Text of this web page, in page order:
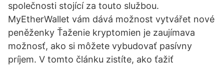
společnosti stojící za touto službou.
MyEtherWallet vám dává možnost vytvářet nové
peněženky Ťaženie kryptomien je zaujímava
možnosť, ako si môžete vybudovať pasívny
príjem. V tomto článku zistíte, ako ťažiť